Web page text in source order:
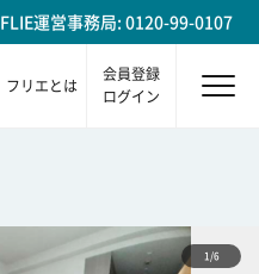
FLIE運営事務局: 0120-99-0107
フリエとは
会員登録
ログイン
1/6